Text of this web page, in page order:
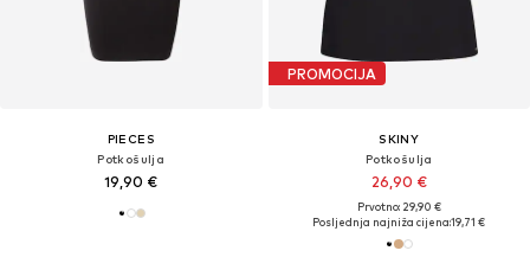
PIECES
Potkošulja
19,90 €
PROMOCIJA
SKINY
Potkošulja
26,90 €
Prvotno: 29,90 €
Posljednja najniža cijena:19,71 €